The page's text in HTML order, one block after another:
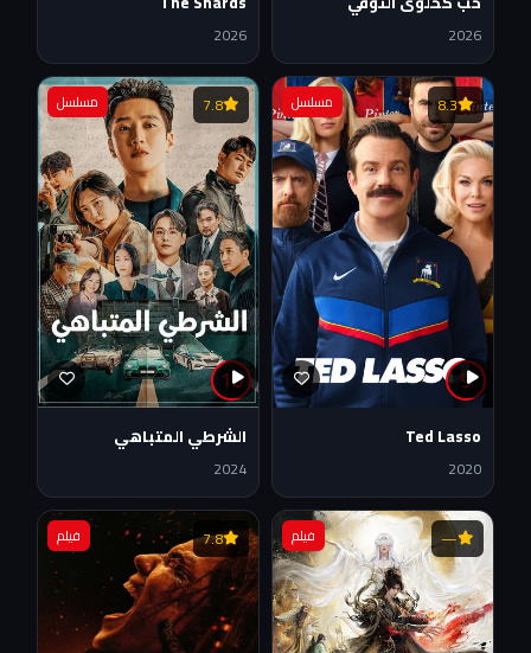
2026
2026
8.3 مسلسل
9
Ted Lasso
2020
7.8 مسلسل
10
الشرطي المتباهي
2024
— فيلم 7.8 فيلم